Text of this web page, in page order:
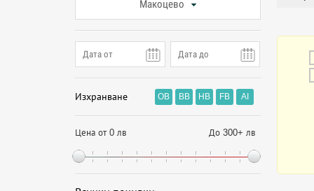
Макоцево
Изхранване OB BB HB FB AI
Цена от 0 лв До 300+ лв